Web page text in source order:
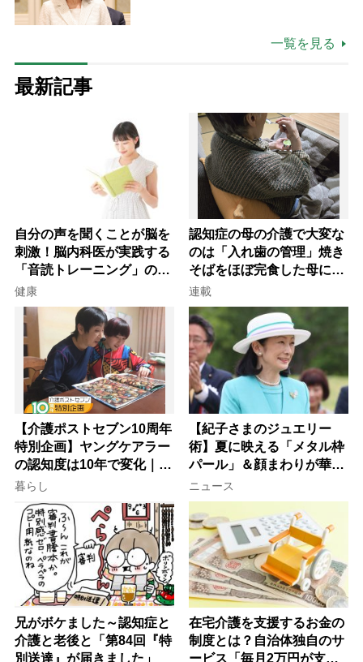
一覧を見る
最新記事
自分の声を聞くことが脳を
刺激！脳内科医が実践する
「音読トレーニング」の極
意
健康
認知症の母の介護で大変な
のは「入れ歯の管理」焼き
そばをほぼ完食した母に息
子が血の気が引いた理由
連載
【介護ポストセブン10周年
特別企画】ヤングケアラー
の認知度は10年で変化｜流
行語大賞にノミネート、法
律にも明記されたが果たし
て現在は？
暮らし
【紀子さまのジュエリー
術】夏に映える「メタル枠
パール」＆顔まわりが華や
ぐ「揺れる一粒」の使い分
け方
ニュース
兄がボケました～認知症と
介護と老後と「第84回『特
別送達』が届きました」
在宅介護を支援するお金の
制度とは？自治体独自のサ
ービス「毎月2万円が支給